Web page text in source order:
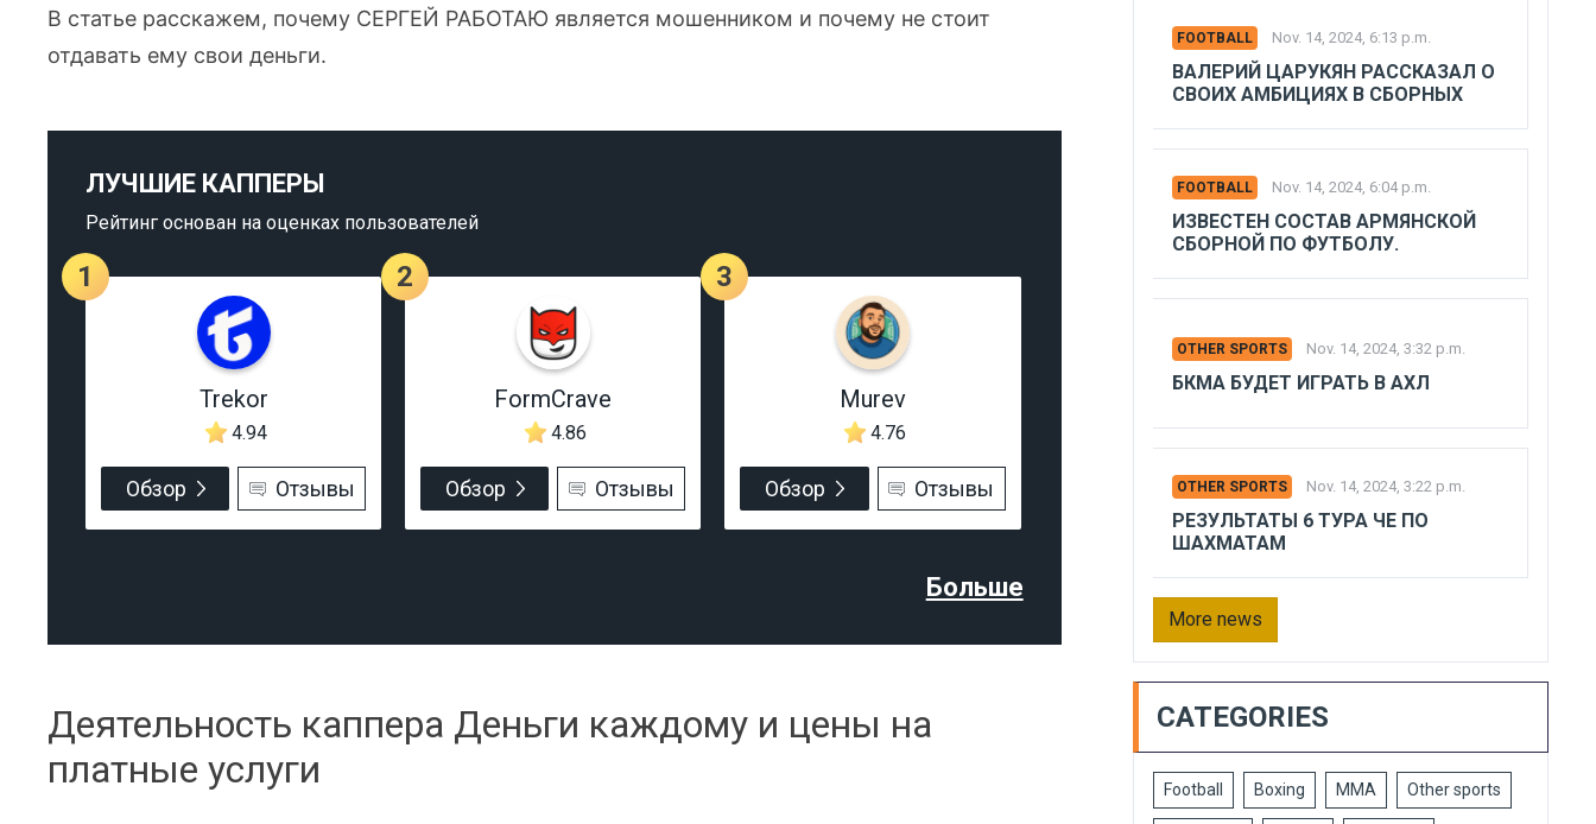
В статье расскажем, почему СЕРГЕЙ РАБОТАЮ является мошенником и почему не стоит
отдавать ему свои деньги.
ЛУЧШИЕ КАППЕРЫ
Рейтинг основан на оценках пользователей
1
Trekor
4.94
Обзор Отзывы
2
FormCrave
4.86
Обзор Отзывы
3
Murev
4.76
Обзор Отзывы
Больше
Деятельность каппера Деньги каждому и цены на
платные услуги
FOOTBALL Nov. 14, 2024, 6:13 p.m.
ВАЛЕРИЙ ЦАРУКЯН РАССКАЗАЛ О
СВОИХ АМБИЦИЯХ В СБОРНЫХ
FOOTBALL Nov. 14, 2024, 6:04 p.m.
ИЗВЕСТЕН СОСТАВ АРМЯНСКОЙ
СБОРНОЙ ПО ФУТБОЛУ.
OTHER SPORTS Nov. 14, 2024, 3:32 p.m.
БКМА БУДЕТ ИГРАТЬ В АХЛ
OTHER SPORTS Nov. 14, 2024, 3:22 p.m.
РЕЗУЛЬТАТЫ 6 ТУРА ЧЕ ПО
ШАХМАТАМ
More news
CATEGORIES
Football Boxing MMA Other sports